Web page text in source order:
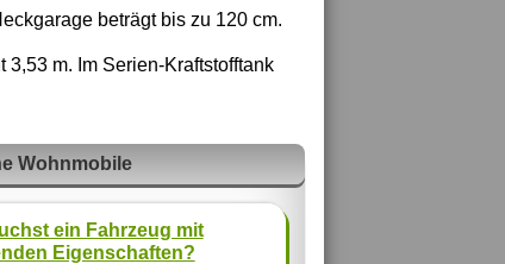
beträgt bis zu 120 cm.
m. Im Serien-Kraftstofftank
Wohnmobile
ein Fahrzeug mit
Eigenschaften?